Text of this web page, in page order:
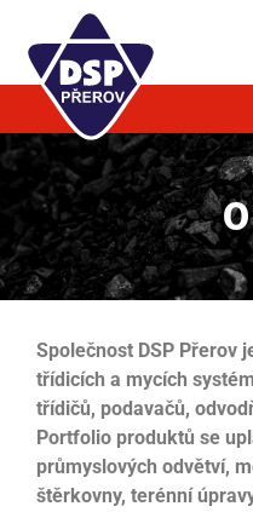
Společnost DSP Přerov
třídicích a mycích
třídičů, podavačů,
Portfolio produktů se
průmyslových odvětví,
štěrkovny, terénní